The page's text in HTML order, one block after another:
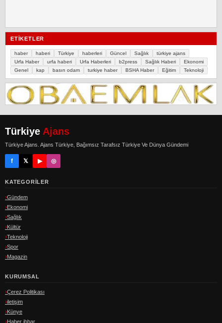
ETIKETLER
haber haberi Türkiye haberleri Güncel Sağlık
türkiye ajans
Urfa Haber
urfa haberi Urfa Haberleri b2press Sağlık Haberi
Ekonomi
Genel
kap basın odam turkiye haber BSHA Haber Eğitim Teknoloji
Türkiye Ajans
Türkiye Ajans. Ajans Türkiye, Bağımsız Tarafsız Türkiye Ve Dünya Gündemi
f 𝕏 ▶ ◎
KATEGORILER
Gündem
Ekonomi
Sağlık
Kültür
Teknoloji
Spor
Magazin
KURUMSAL
Çerez Politikası
iletişim
Künye
Haber ihbar